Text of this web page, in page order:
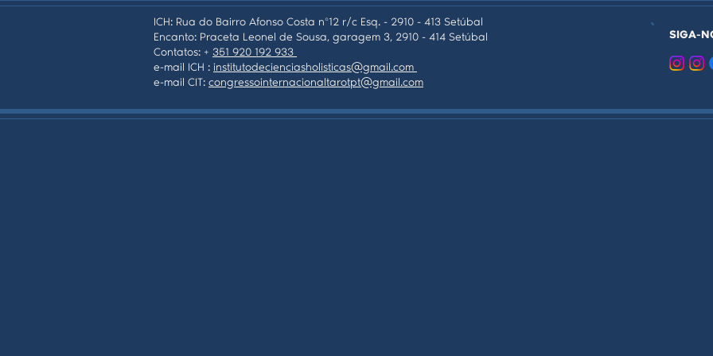
ICH: Rua do Bairro Afonso Costa nº12 r/c Esq. - 2910 - 413 Setúbal
Encanto: Praceta Leonel de Sousa, garagem 3, 2910 - 414 Setúbal
Contatos: + 351 920 192 933
e-mail ICH : institutodecienciasholisticas@gmail.com
e-mail CIT: congressointernacionaltarotpt@gmail.com
SIGA-